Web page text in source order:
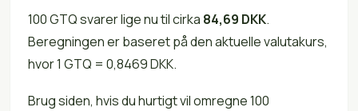
100 GTQ svarer lige nu til cirka 84,69 DKK.
Beregningen er baseret på den aktuelle valutakurs,
hvor 1 GTQ = 0,8469 DKK.
Brug siden, hvis du hurtigt vil omregne 100